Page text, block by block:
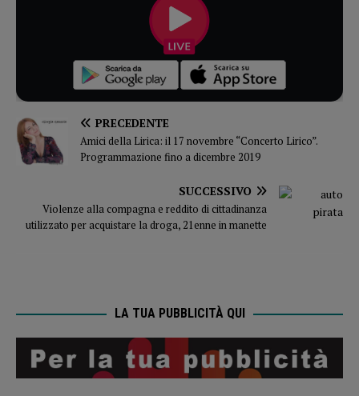
PRECEDENTE
Amici della Lirica: il 17 novembre “Concerto Lirico”.
Programmazione fino a dicembre 2019
SUCCESSIVO
Violenze alla compagna e reddito di cittadinanza
utilizzato per acquistare la droga, 21enne in manette
LA TUA PUBBLICITÀ QUI